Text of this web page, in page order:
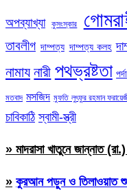
অপব্যাখ্যা কুসংস্কার
তাবলীগ দাম্পত্য দাম্পত্য কলহ
নামায নারী পথভ্রষ্টতা পর্দা
মতবাদ মসজিদ মুফতি লুৎফুর রহমান
চাবিকাঠি স্বামী-স্ত্রী
» মাদরাসা খাতুনে জান্নাত
» কুরআন পড়ুন ও তিলাওয়াত